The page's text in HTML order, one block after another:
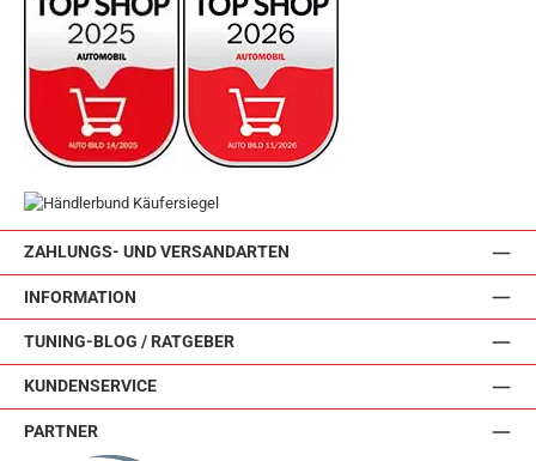
ZAHLUNGS- UND VERSANDARTEN
INFORMATION
TUNING-BLOG / RATGEBER
KUNDENSERVICE
PARTNER